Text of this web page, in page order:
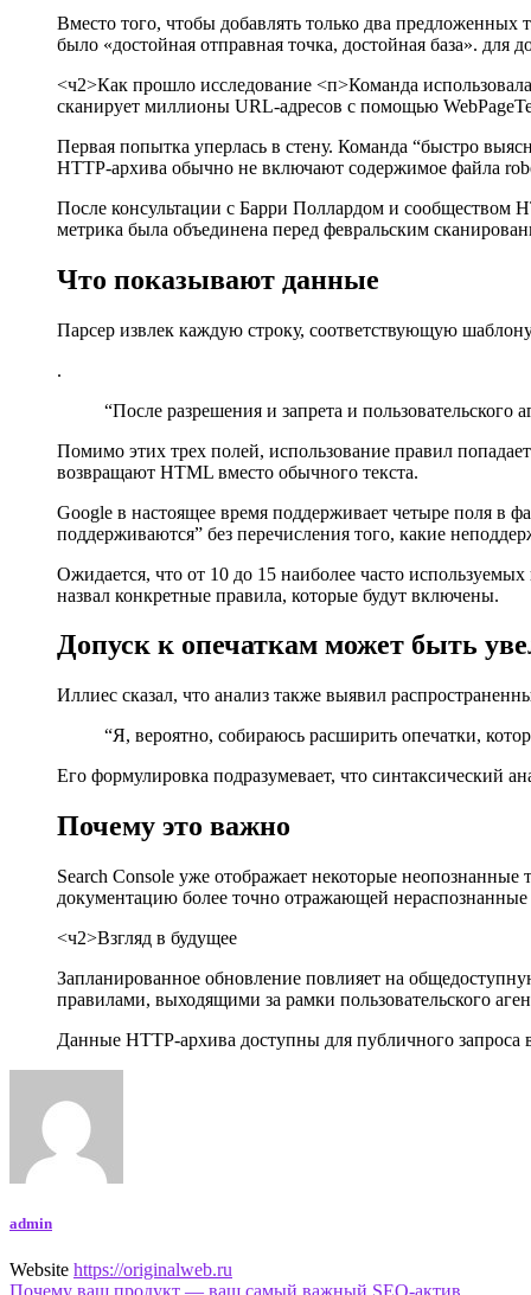
Вместо того, чтобы добавлять только два
было «достойная отправная точка, достойная база».
<ч2>Как прошло исследование <п>Команда
сканирует миллионы URL-адресов с помощью
Первая попытка уперлась в стену. Команда “быстро
HTTP-архива обычно не включают содержимое файла
После консультации с Барри Поллардом и сообществом
метрика была объединена перед февральским
Что показывают данные
Парсер извлек каждую строку, соответствующую
.
“После разрешения и запрета и пользовательского
Помимо этих трех полей, использование правил
возвращают HTML вместо обычного текста.
Google в настоящее время поддерживает четыре поля в
поддерживаются” без перечисления того, какие
Ожидается, что от 10 до 15 наиболее часто
назвал конкретные правила, которые будут включены.
Допуск к опечаткам может быть
Иллиес сказал, что анализ также выявил
“Я, вероятно, собираюсь расширить опечатки,
Его формулировка подразумевает, что синтаксический
Почему это важно
Search Console уже отображает некоторые
документацию более точно отражающей
<ч2>Взгляд в будущее
Запланированное обновление повлияет на
правилами, выходящими за рамки пользовательского
Данные HTTP-архива доступны для публичного запроса
admin
Website https://originalweb.ru